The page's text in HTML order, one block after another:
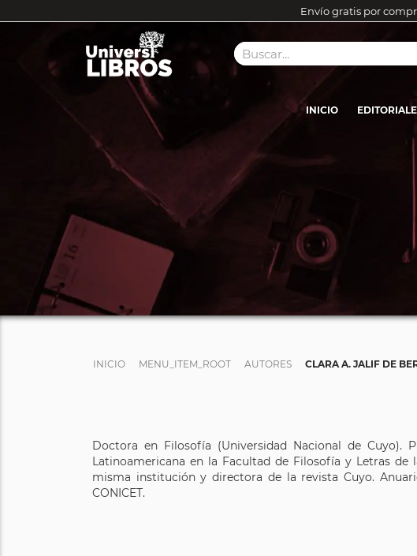
Envío gratis por
INICIO
INICIO MENU_ITEM_ROOT AUTORES CLARA A. JALIF DE
Doctora en Filosofía (Universidad Nacional de
Latinoamericana en la Facultad de Filosofía y Letras
misma institución y directora de la revista Cuyo.
CONICET.